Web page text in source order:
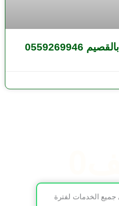
المنجزة
على جميع الخدمات لفترة